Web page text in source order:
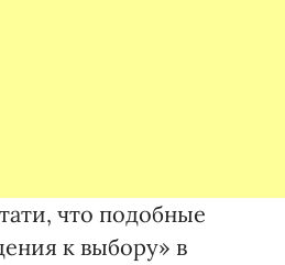
что подобные
к выбору» в